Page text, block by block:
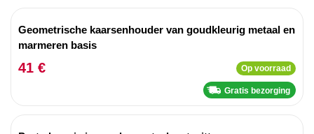
Geometrische kaarsenhouder van goudkleurig metaal en
marmeren basis
41 € Op voorraad
Gratis bezorging